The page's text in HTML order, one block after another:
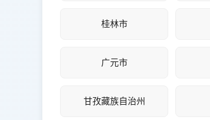
桂林市
广元市
甘孜藏族自治州